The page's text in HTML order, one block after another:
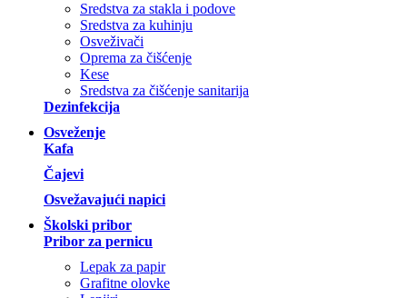
Sredstva za stakla i podove
Sredstva za kuhinju
Osveživači
Oprema za čišćenje
Kese
Sredstva za čišćenje sanitarija
Dezinfekcija
Osveženje
Kafa
Čajevi
Osvežavajući napici
Školski pribor
Pribor za pernicu
Lepak za papir
Grafitne olovke